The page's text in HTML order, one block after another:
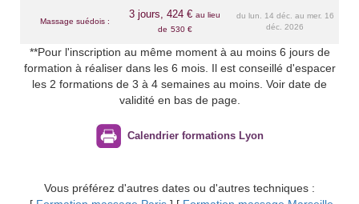
Massage suédois :
3 jours, 424 € au lieu
de 530 €
du lun. 14 déc. au mer. 16
déc. 2026
**Pour l'inscription au même moment à au moins 6 jours de
formation à réaliser dans les 6 mois. Il est conseillé d'espacer
les 2 formations de 3 à 4 semaines au moins. Voir date de
validité en bas de page.
Calendrier formations Lyon
Vous préférez d'autres dates ou d'autres techniques :